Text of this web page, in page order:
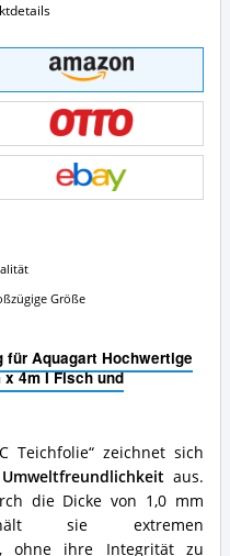
für Aquagart Hochwertige
x 4m I Fisch und
Teichfolie“ zeichnet sich
Umweltfreundlichkeit aus.
die Dicke von 1,0 mm
sie extremen
ohne ihre Integrität zu
Größe